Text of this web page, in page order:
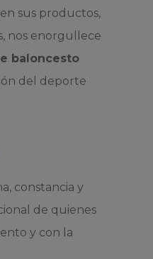
sus productos,
nos enorgullece
baloncesto
del deporte
constancia y
de quienes
y con la